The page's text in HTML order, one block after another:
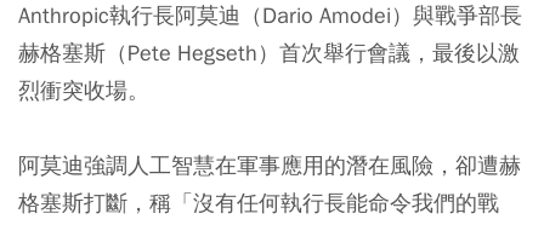
Anthropic執行長阿莫迪（Dario Amodei）與戰爭部長
赫格塞斯（Pete Hegseth）首次舉行會議，最後以激
烈衝突收場。
阿莫迪強調人工智慧在軍事應用的潛在風險，卻遭赫
格塞斯打斷，稱「沒有任何執行長能命令我們的戰